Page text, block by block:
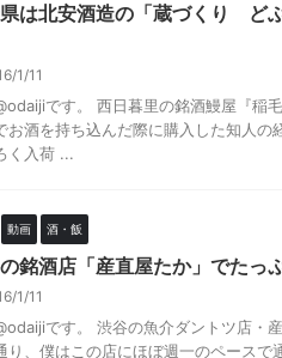
は北安酒造の「蔵づくり ど
1/11
です。 西日暮里の銘酒鰻屋『稲
お酒を持ち込んだ際に購入した知人
く入荷 ...
動画 酒・飯
銘酒店「産直屋たか」でたっ
1/11
です。 渋谷の魚介ダントツ店
り、僕はこの店にほぼ週一のペース